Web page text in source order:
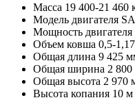
Масса 19 400-21 460
Модель двигателя
Мощность двигателя
Объем ковша 0,5-
Общая длина 9 425
Общая ширина 2
Общая высота 2 970
Высота копания 10 м